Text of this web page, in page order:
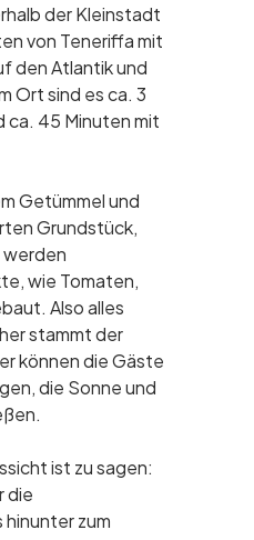
der Kleinstadt
von Teneriffa mit
den Atlantik und
Ort sind es ca. 3
ca. 45 Minuten mit
Getümmel und
Grundstück,
werden
wie Tomaten,
Also alles
stammt der
können die Gäste
die Sonne und
ist zu sagen:
die
zum